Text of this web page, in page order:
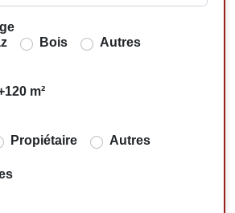
Bois Autres
m²
Propiétaire Autres